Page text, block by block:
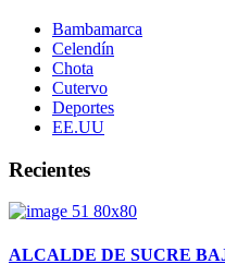
Bambamarca
Celendín
Chota
Cutervo
Deportes
EE.UU
Recientes
ALCALDE DE SUCRE